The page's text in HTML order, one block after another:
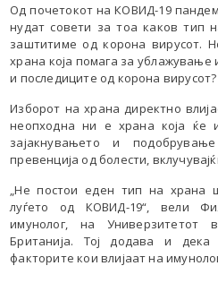
Од почетокот на КОВИД-19
нудат совети за тоа каков тип
заштитиме од корона вирусот.
храна која помага за
и последиците од корона вирусот?
Изборот на храна директно
неопходна ни е храна која ќе
зајакнувањето и
превенција од болести,
„Не постои еден тип на храна
луѓето од КОВИД-19“, вели
имунолог, на Универзитетот
Британија. Тој додава и
факторите кои влијаат на